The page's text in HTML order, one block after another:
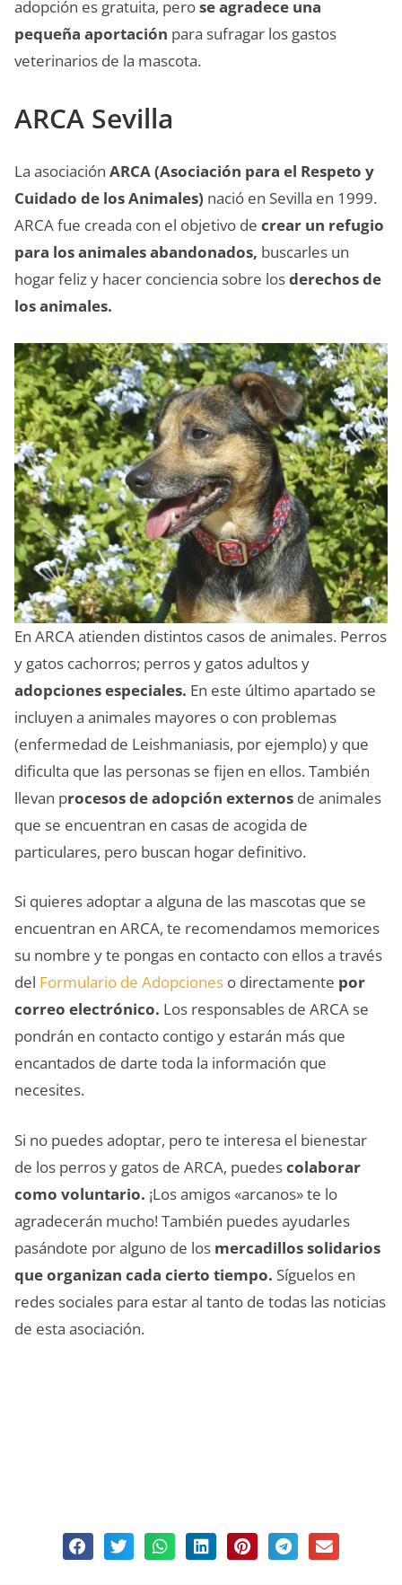
adopción es gratuita, perose agradece una
pequeña aportación para sufragar los gastos
veterinarios de la mascota.
ARCA Sevilla
La asociación ARCA (Asociación para el Respeto y
Cuidado de los Animales) nació en Sevilla en 1999.
ARCA fue creada con el objetivo de crear un refugio
para los animales abandonados, buscarles un
hogar feliz y hacer conciencia sobre losderechos de
los animales.
En ARCA atienden distintos casos de animales. Perros
y gatos cachorros; perros y gatos adultos y
adopciones especiales. En este último apartado se
incluyen a animales mayores o con problemas
(enfermedad de Leishmaniasis, por ejemplo) y que
dificulta que las personas se fijen en ellos. También
llevan procesos de adopción externos de animales
que se encuentran en casas de acogida de
particulares, pero buscan hogar definitivo.
Si quieres adoptar a alguna de las mascotas que se
encuentran en ARCA, te recomendamos memorices
su nombre y te pongas en contacto con ellos a través
del Formulario de Adopciones o directamente por
correo electrónico. Los responsables de ARCA se
pondrán en contacto contigo y estarán más que
encantados de darte toda la información que
necesites.
Si no puedes adoptar, pero te interesa el bienestar
de los perros y gatos de ARCA, puedescolaborar
como voluntario. ¡Los amigos «arcanos» te lo
agradecerán mucho! También puedes ayudarles
pasándote por alguno de los mercadillos solidarios
que organizan cada cierto tiempo. Síguelos en
redes sociales para estar al tanto de todas las noticias
de esta asociación.